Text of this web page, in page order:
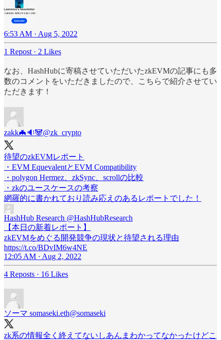
6:53 AM · Aug 5, 2022
1 Repost · 2 Likes
なお、HashHubに寄稿させていただいたzkEVMの記事にも多
数のコメントをいただきましたので、こちらで紹介させてい
ただきます！
zakk🦇🔉🐼@zk_crypto
待望のzkEVMレポート
・EVM EquevalentとEVM Compatibility
・polygon Hermez、zkSync、scrollの比較
・zkのユースケースの考察
網羅的に書かれており読み応えのあるレポートでした！
HashHub Research @HashHubResearch
【本日の新着レポート】
zkEVMをめぐる開発競争の現状と待望される理由
https://t.co/BDvIM6w4NE
12:05 AM · Aug 2, 2022
4 Reposts · 16 Likes
ソーマ somaseki.eth@somaseki
zk系の情報全く終えてないしあんまわかってなかったけどこ